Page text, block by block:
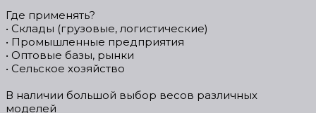
Где применять?
• Склады (грузовые, логистические)
• Промышленные предприятия
• Оптовые базы, рынки
• Сельское хозяйство
В наличии большой выбор весов различных
моделей